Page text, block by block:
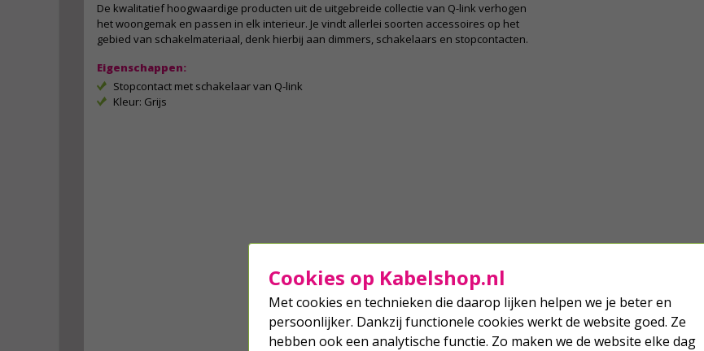
De kwalitatief hoogwaardige producten uit de uitgebreide collectie van Q-link verhogen
het woongemak en passen in elk interieur. Je vindt allerlei soorten accessoires op het
gebied van schakelmateriaal, denk hierbij aan dimmers, schakelaars en stopcontacten.
Eigenschappen:
Stopcontact met schakelaar van Q-link
Kleur: Grijs
Cookies op Kabelshop.nl
Met cookies en technieken die daarop lijken helpen we je beter en
persoonlijker. Dankzij functionele cookies werkt de website goed. Ze
hebben ook een analytische functie. Zo maken we de website elke dag